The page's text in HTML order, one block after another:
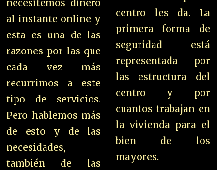
necesitemos dinero
al instante online y
esta es una de las
razones por las que
cada vez más
recurrimos a este
tipo de servicios.
Pero hablemos más
de esto y de las
necesidades,
también de las
centro les da. La
primera forma de
seguridad está
representada por
las estructura del
centro y por
cuantos trabajan en
la vivienda para el
bien de los
mayores.